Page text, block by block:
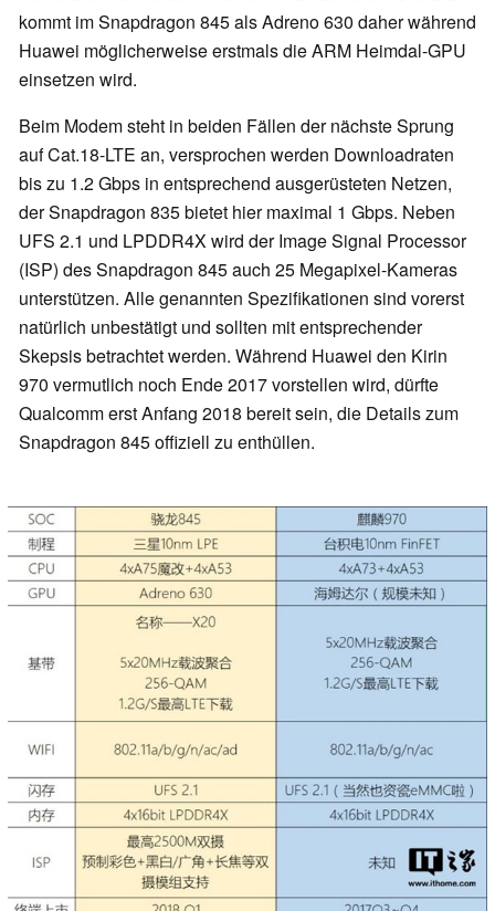
kommt im Snapdragon 845 als Adreno 630 daher während
Huawei möglicherweise erstmals die ARM Heimdal-GPU
einsetzen wird.
Beim Modem steht in beiden Fällen der nächste Sprung
auf Cat.18-LTE an, versprochen werden Downloadraten
bis zu 1.2 Gbps in entsprechend ausgerüsteten Netzen,
der Snapdragon 835 bietet hier maximal 1 Gbps. Neben
UFS 2.1 und LPDDR4X wird der Image Signal Processor
(ISP) des Snapdragon 845 auch 25 Megapixel-Kameras
unterstützen. Alle genannten Spezifikationen sind vorerst
natürlich unbestätigt und sollten mit entsprechender
Skepsis betrachtet werden. Während Huawei den Kirin
970 vermutlich noch Ende 2017 vorstellen wird, dürfte
Qualcomm erst Anfang 2018 bereit sein, die Details zum
Snapdragon 845 offiziell zu enthüllen.